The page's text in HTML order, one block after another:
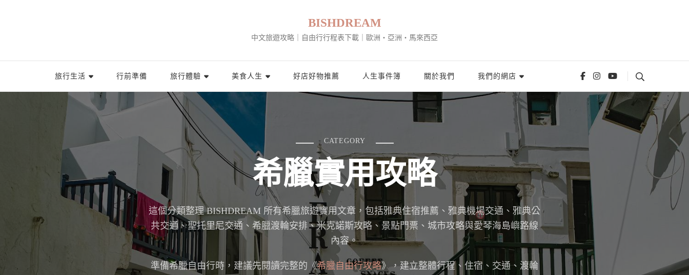
BISHDREAM
中文旅遊攻略｜自由行行程表下載｜歐洲・亞洲・馬來西亞
旅行生活 行前準備 旅行體驗 美食人生 好店好物推薦 人生事件簿 關於我們 我們的網店
CATEGORY
希臘實用攻略
這個分類整理 BISHDREAM 所有希臘旅遊實用文章，包括雅典住宿推薦、雅典機場交通、雅典公
共交通、聖托里尼交通、希臘渡輪安排、米克諾斯攻略、景點門票、城市攻略與愛琴海島嶼路線
內容。
準備希臘自由行時，建議先閱讀完整的《希臘自由行攻略》，建立整體行程、住宿、交通、渡輪